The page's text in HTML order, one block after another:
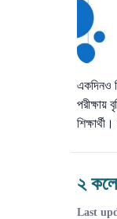
একদিনও
পরীক্ষায়
২
Last